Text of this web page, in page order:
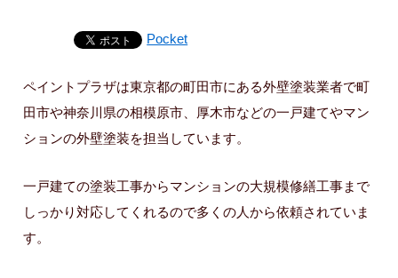
Pocket
ペイントプラザは東京都の町田市にある外壁塗装業者で町
田市や神奈川県の相模原市、厚木市などの一戸建てやマン
ションの外壁塗装を担当しています。
一戸建ての塗装工事からマンションの大規模修繕工事まで
しっかり対応してくれるので多くの人から依頼されていま
す。